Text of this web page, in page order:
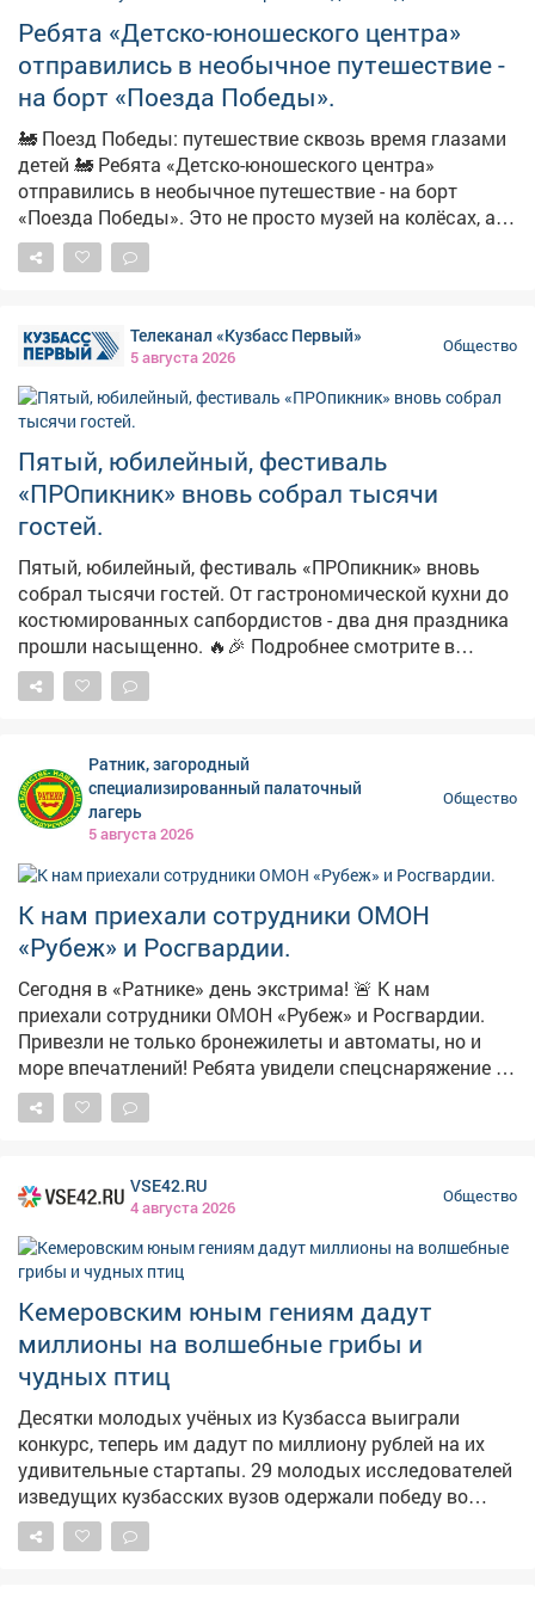
Ребята «Детско-юношеского центра»
отправились в необычное путешествие -
на борт «Поезда Победы».
🚂 Поезд Победы: путешествие сквозь время глазами
детей 🚂 Ребята «Детско-юношеского центра»
отправились в необычное путешествие - на борт
«Поезда Победы». Это не просто музей на колёсах, а
настоящая машина времени, которая переносит в
суровые и героические годы Великой Отечественной
военного времени, подлинные предметы и
реалистичные фигуры… Казалось, будто поезд вот-
вот тронется и унесёт пассажиров в 1941 год. Но
главным проводником в этом путешествии стала
Лилия - женщина-машинист. Её голос звучал в
наушниках каждого ребёнка через аудиогид, и в нём
было столько тепла и силы, что ребята слушали,
затаив дыхание. Лилия рассказывала не сухие факты,
а живые истории: о том, как поезда спасали людей,
как машинисты, не жалея себя, вели составы сквозь
бомбёжки, как в вагонах везли не только грузы, но и
надежду. Дети переходили из вагона в вагон, а вместе
с ними менялась и эпоха: вот санитарный вагон с
тихим шёпотом медсестёр и стонами раненых, вот
решения… Каждый уголок поезда был наполнен
деталями, которые заставляли сердце биться чаще.
После экскурсии дети долго делились впечатлениями.
Такие путешествия учат не только истории, но и
сочувствию, уважению, благодарности. И голос Лилии,
самой памяти - тёплым, живым и очень нужным.
Телеканал «Кузбасс Первый»
5 августа 2026
Общество
Пятый, юбилейный, фестиваль
«ПРОпикник» вновь собрал тысячи
гостей.
Пятый, юбилейный, фестиваль «ПРОпикник» вновь
собрал тысячи гостей. От гастрономической кухни до
костюмированных сапбордистов - два дня праздника
прошли насыщенно. 🔥🎉 Подробнее смотрите в
сюжете. #новости #культура #фестиваль
Ратник, загородный
специализированный палаточный
лагерь
5 августа 2026
Общество
К нам приехали сотрудники ОМОН
«Рубеж» и Росгвардии.
Сегодня в «Ратнике» день экстрима! 🚨 К нам
приехали сотрудники ОМОН «Рубеж» и Росгвардии.
Привезли не только бронежилеты и автоматы, но и
море впечатлений! Ребята увидели спецснаряжение в
деле, узнали, как проходит подготовка бойцов, и
поняли, что за спиной этих мужчин - безопасность
#ДвижениеПервых #ДвижениеПервых42м
#СменыДвижения #ЛетосПервыми
VSE42.RU
4 августа 2026
Общество
Кемеровским юным гениям дадут
миллионы на волшебные грибы и
чудных птиц
Десятки молодых учёных из Кузбасса выиграли
конкурс, теперь им дадут по миллиону рублей на их
удивительные стартапы. 29 молодых исследователей
изведущих кузбасских вузов одержали победу во
всероссийском конкурсе "Студенческий стартап".
Каждый призёр получит миллион рублей на